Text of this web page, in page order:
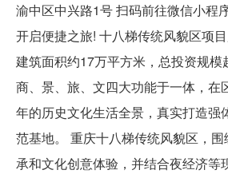
渝中区中兴路1号 扫码前往微信小程
开启便捷之旅! 十八梯传统风貌区项
建筑面积约17万平方米，总投资规模
商、景、旅、文四大功能于一体，在
年的历史文化生活全景，真实打造强
范基地。 重庆十八梯传统风貌区，
承和文化创意体验，并结合夜经济等